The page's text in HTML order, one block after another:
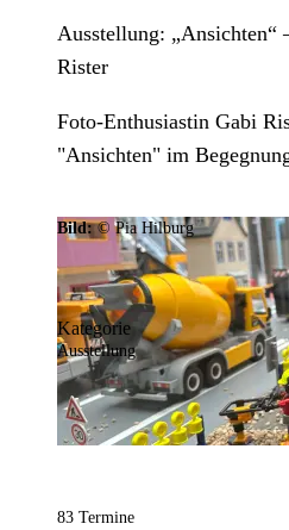
Ausstellung: „Ansichten“
Rister
Foto-Enthusiastin Gabi
"Ansichten" im
Bild:© Pia Hilburg
Kategorie
Ausstellung
83 Termine